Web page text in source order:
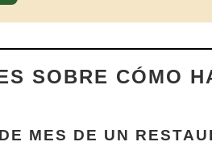
SOBRE CÓMO
MES DE UN